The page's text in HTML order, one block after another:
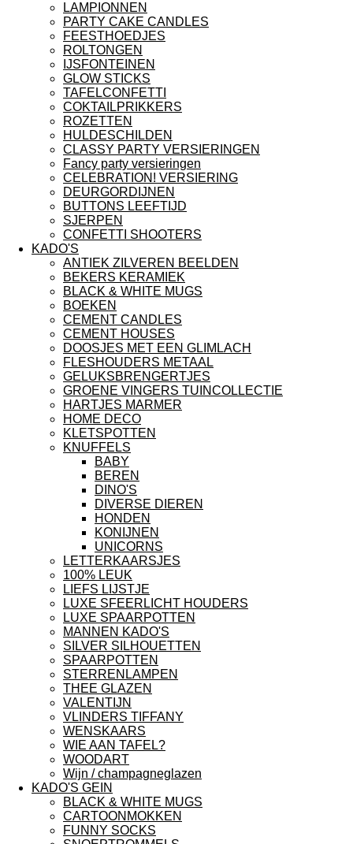
LAMPIONNEN
PARTY CAKE CANDLES
FEESTHOEDJES
ROLTONGEN
IJSFONTEINEN
GLOW STICKS
TAFELCONFETTI
COKTAILPRIKKERS
ROZETTEN
HULDESCHILDEN
CLASSY PARTY VERSIERINGEN
Fancy party versieringen
CELEBRATION! VERSIERING
DEURGORDIJNEN
BUTTONS LEEFTIJD
SJERPEN
CONFETTI SHOOTERS
KADO'S
ANTIEK ZILVEREN BEELDEN
BEKERS KERAMIEK
BLACK & WHITE MUGS
BOEKEN
CEMENT CANDLES
CEMENT HOUSES
DOOSJES MET EEN GLIMLACH
FLESHOUDERS METAAL
GELUKSBRENGERTJES
GROENE VINGERS TUINCOLLECTIE
HARTJES MARMER
HOME DECO
KLETSPOTTEN
KNUFFELS
BABY
BEREN
DINO'S
DIVERSE DIEREN
HONDEN
KONIJNEN
UNICORNS
LETTERKAARSJES
100% LEUK
LIEFS LIJSTJE
LUXE SFEERLICHT HOUDERS
LUXE SPAARPOTTEN
MANNEN KADO'S
SILVER SILHOUETTEN
SPAARPOTTEN
STERRENLAMPEN
THEE GLAZEN
VALENTIJN
VLINDERS TIFFANY
WENSKAARS
WIE AAN TAFEL?
WOODART
Wijn / champagneglazen
KADO'S GEIN
BLACK & WHITE MUGS
CARTOONMOKKEN
FUNNY SOCKS